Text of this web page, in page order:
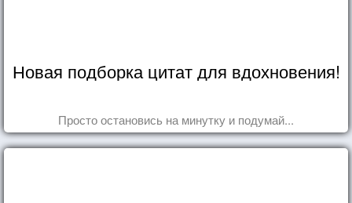
Новая подборка цитат для вдохновения!
Просто остановись на минутку и подумай...